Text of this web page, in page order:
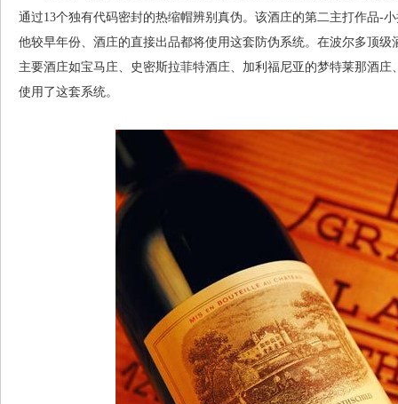
通过13个独有代码密封的热缩帽辨别真伪。该酒庄的第二主打作品-
他较早年份、酒庄的直接出品都将使用这套防伪系统。在波尔多顶
主要酒庄如宝马庄、史密斯拉菲特酒庄、加利福尼亚的梦特莱那酒
使用了这套系统。